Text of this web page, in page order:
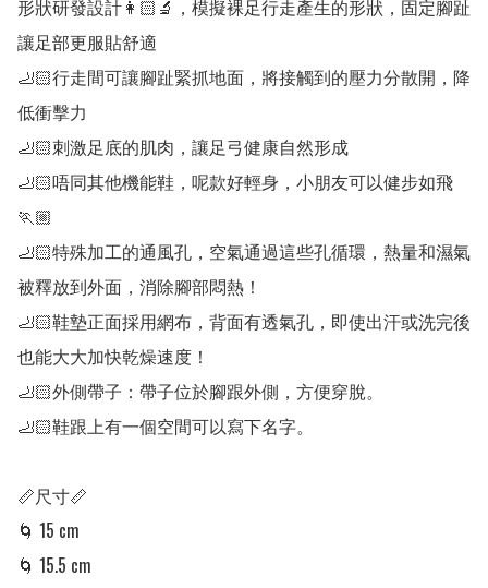
形狀研發設計👩🏻‍🔬，模擬裸足行走產生的形狀，固定腳趾
讓足部更服貼舒適
🦶🏻行走間可讓腳趾緊抓地面，將接觸到的壓力分散開，降
低衝擊力
🦶🏻刺激足底的肌肉，讓足弓健康自然形成
🦶🏻唔同其他機能鞋，呢款好輕身，小朋友可以健步如飛
🏃🏼
🦶🏻特殊加工的通風孔，空氣通過這些孔循環，熱量和濕氣
被釋放到外面，消除腳部悶熱！
🦶🏻鞋墊正面採用網布，背面有透氣孔，即使出汗或洗完後
也能大大加快乾燥速度！
🦶🏻外側帶子：帶子位於腳跟外側，方便穿脫。
🦶🏻鞋跟上有一個空間可以寫下名字。
📏尺寸📏
🌀 15 cm
🌀 15.5 cm